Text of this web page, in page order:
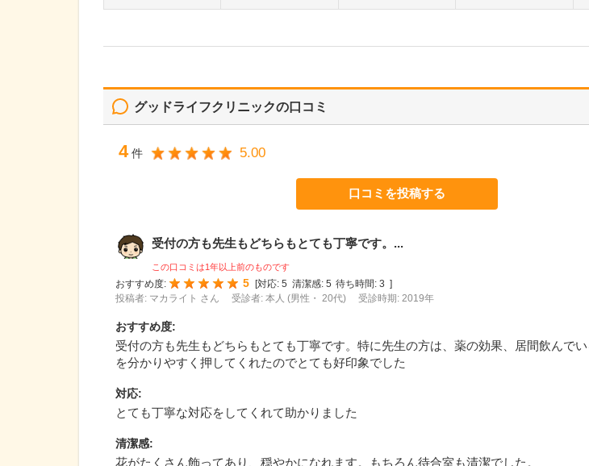
グッドライフクリニックの口コミ
4 件 5.00
口コミを投稿する
受付の方も先生もどちらもとても丁寧です。...
この口コミは1年以上前のものです
おすすめ度:
5 [対応: 5 清潔感: 5 待ち時間: 3 ]
投稿者: マカライト さん
受診者: 本人 (男性・ 20代) 受診時期: 2019年
おすすめ度:
受付の方も先生もどちらもとても丁寧です。特に先生の方は、薬の効果、居間飲んで
を分かりやすく押してくれたのでとても好印象でした
対応:
とても丁寧な対応をしてくれて助かりました
清潔感:
花がたくさん飾ってあり、穏やかになれます。もちろん待合室も清潔でした。